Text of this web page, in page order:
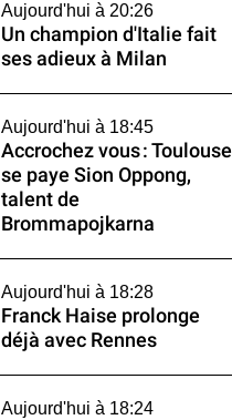
Aujourd'hui à 20:26
Un champion d'Italie fait
ses adieux à Milan
Aujourd'hui à 18:45
Accrochez vous : Toulouse
se paye Sion Oppong,
talent de
Brommapojkarna
Aujourd'hui à 18:28
Franck Haise prolonge
déjà avec Rennes
Aujourd'hui à 18:24